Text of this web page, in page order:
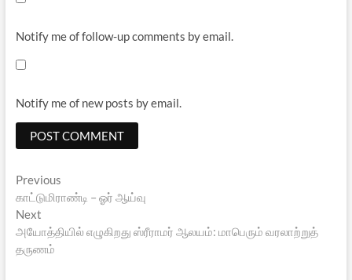
Notify me of follow-up comments by email.
Notify me of new posts by email.
Post
navigation
PreviousPrevious
post:
காட்டுமிராண்டி – ஓர் ஆய்வு
NextNext
post:
அயோத்தியில் எழுகிறது ஸ்ரீராமர் ஆலயம்: மாபெரும் வரலாற்றுத்
தருணம்